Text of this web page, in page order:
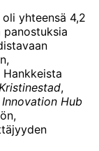
yhteensä 4,2
panostuksia
,
Hub